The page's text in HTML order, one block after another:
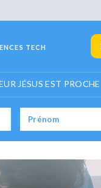
TECH
JÉSUS EST PROCHE